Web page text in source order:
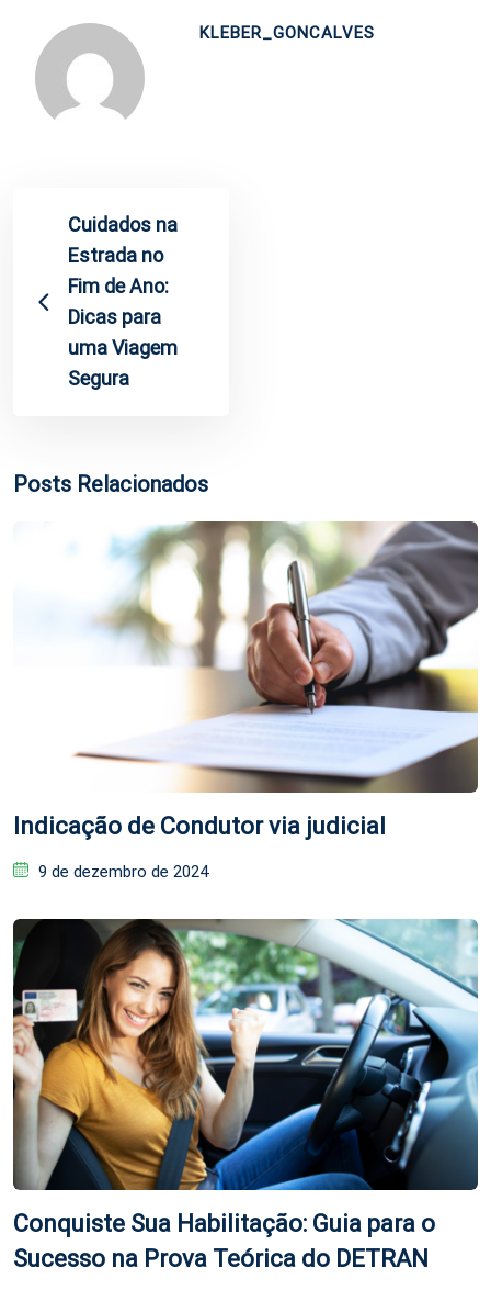
KLEBER_GONCALVES
Cuidados na
Estrada no
Fim de Ano:
Dicas para
uma Viagem
Segura
Posts Relacionados
Indicação de Condutor via judicial
Posted
9 de dezembro de 2024
Conquiste Sua Habilitação: Guia para o
Sucesso na Prova Teórica do DETRAN